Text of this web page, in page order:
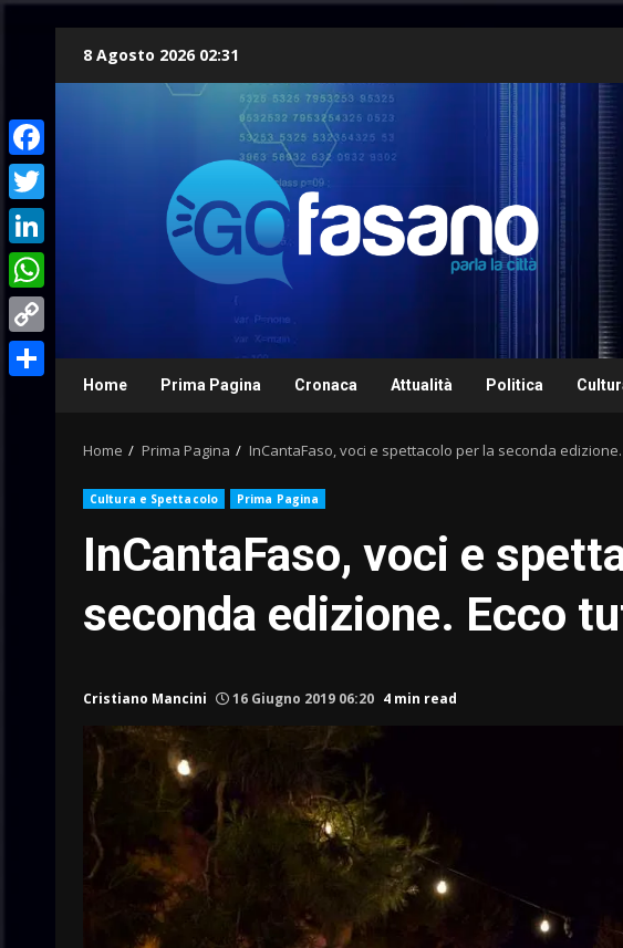
8 Agosto 2026 02:31
Home Prima Pagina Cronaca Attualità Politica
Home Prima Pagina InCantaFaso, voci e spettacolo per la seconda
Cultura e Spettacolo Prima Pagina
InCantaFaso, voci e
seconda edizione. Ecco
Cristiano Mancini 16 Giugno 2019 06:20 4 min read
Facebook
Twitter
LinkedIn
WhatsApp
Copy